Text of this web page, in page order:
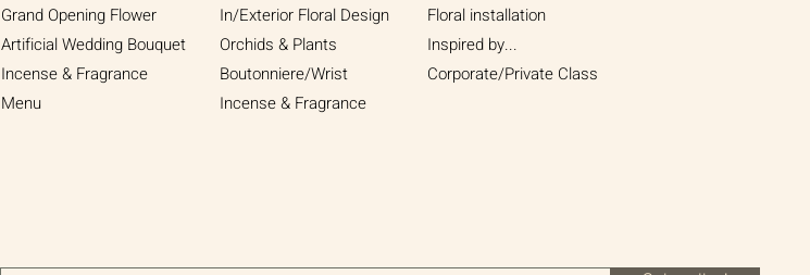
Grand Opening Flower
Artificial Wedding Bouquet​
Incense & Fragrance
Menu
In/Exterior Floral Design
Orchids & Plants
Boutonniere/Wrist
Incense & Fragrance
Floral installation
Inspired by...
Corporate/Private Class